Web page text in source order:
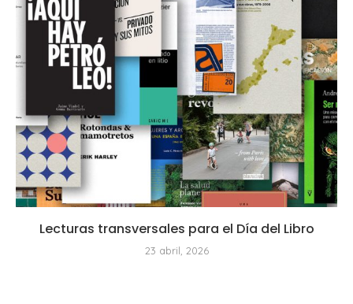
Lecturas transversales para el Día del Libro
23 abril, 2026